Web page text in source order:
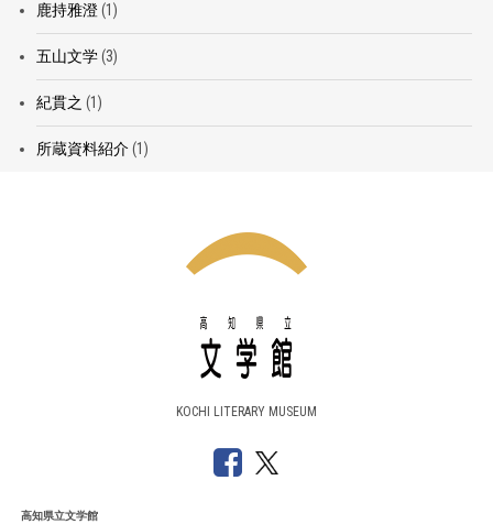
鹿持雅澄(1)
五山文学(3)
紀貫之 (1)
所蔵資料紹介(1)
KOCHI LITERARY MUSEUM
高知県立文学館